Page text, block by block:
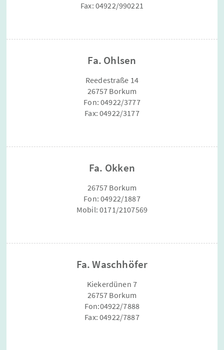
Fax: 04922/990221
Fa. Ohlsen
Reedestraße 14
26757 Borkum
Fon: 04922/3777
Fax: 04922/3177
Fa. Okken
26757 Borkum
Fon: 04922/1887
Mobil: 0171/2107569
Fa. Waschhöfer
Kiekerdünen 7
26757 Borkum
Fon:04922/7888
Fax: 04922/7887